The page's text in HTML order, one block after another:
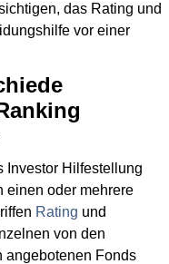
das Rating und
vor einer
Investor Hilfestellung
einen oder mehrere
Rating und
von den
angebotenen Fonds